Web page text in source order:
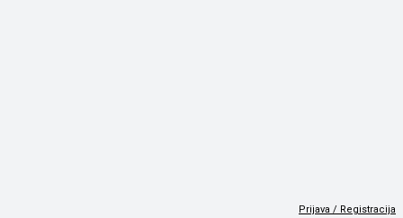
Prijava / Registracija